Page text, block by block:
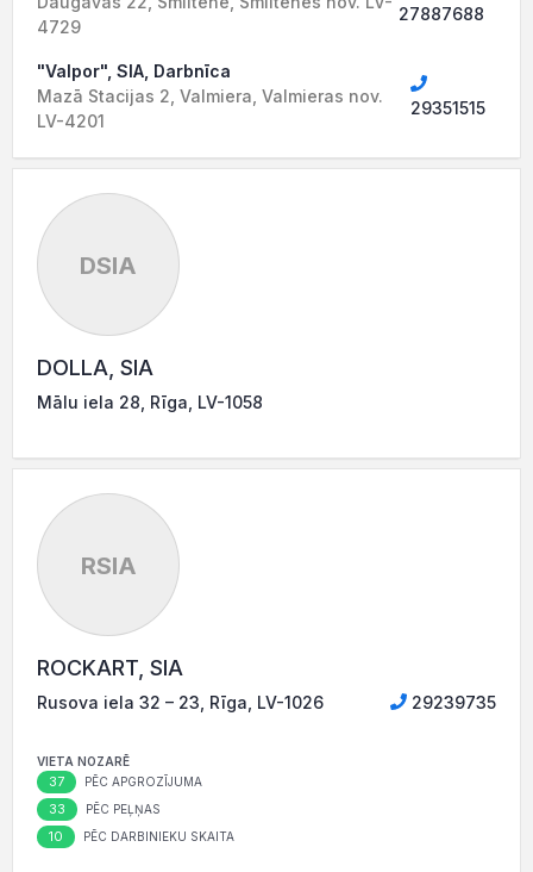
4729
27887688
"Valpor", SIA, Darbnīca
Mazā Stacijas 2, Valmiera, Valmieras nov.
LV-4201
29351515
DSIA
DOLLA, SIA
Mālu iela 28, Rīga, LV-1058
RSIA
ROCKART, SIA
Rusova iela 32 – 23, Rīga, LV-1026 29239735
VIETA NOZARĒ
37 PĒC APGROZĪJUMA
33 PĒC PEĻŅAS
10 PĒC DARBINIEKU SKAITA